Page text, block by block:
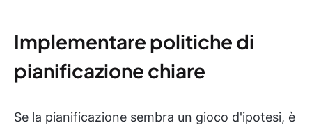
Implementare politiche di
pianificazione chiare
Se la pianificazione sembra un gioco d'ipotesi, è